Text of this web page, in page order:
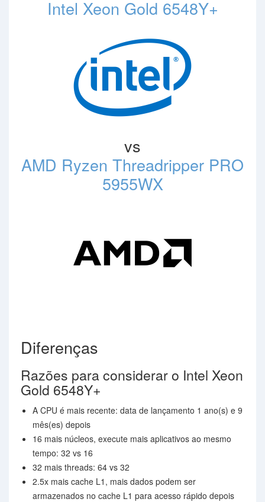
Intel Xeon Gold 6548Y+
vs
AMD Ryzen Threadripper PRO
5955WX
Diferenças
Razões para considerar o Intel Xeon
Gold 6548Y+
A CPU é mais recente: data de lançamento 1 ano(s) e 9
mês(es) depois
16 mais núcleos, execute mais aplicativos ao mesmo
tempo: 32 vs 16
32 mais threads: 64 vs 32
2.5x mais cache L1, mais dados podem ser
armazenados no cache L1 para acesso rápido depois